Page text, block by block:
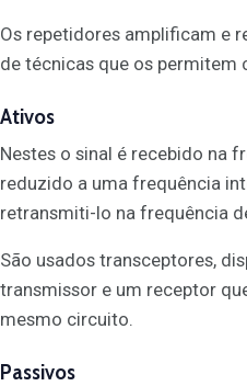
Os repetidores amplificam e
de técnicas que os permitem
Ativos
Nestes o sinal é recebido na
reduzido a uma frequência
retransmiti-lo na frequência
São usados transceptores,
transmissor e um receptor
mesmo circuito.
Passivos